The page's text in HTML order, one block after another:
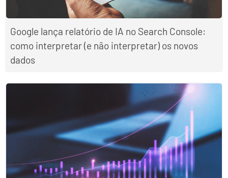
Google lança relatório de IA no Search Console:
como interpretar (e não interpretar) os novos
dados